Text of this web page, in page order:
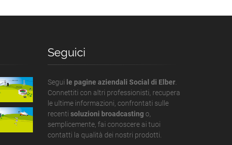
Seguici
Segui le pagine aziendali Social di Elber.
Connettiti con altri professionisti, recupera
le ultime informazioni, confrontati sulle
recenti soluzioni broadcasting o,
semplicemente, fai conoscere ai tuoi
contatti la qualità dei nostri prodotti.